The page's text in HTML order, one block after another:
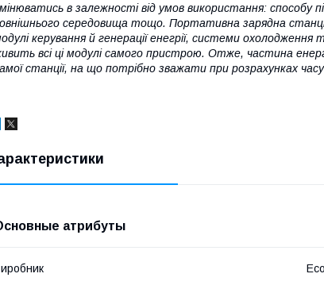
в залежності від умов використання:
середовища тощо. Портативна зарядна
керування й генерації енегрії, системи
всі ці модулі самого пристрою. Отже, частина
станції, на що потрібно зважати при розрахунках часу
атрибуты